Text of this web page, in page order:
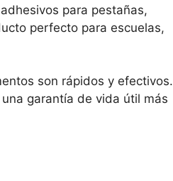
para pestañas,
perfecto para escuelas,
son rápidos y efectivos.
garantía de vida útil más